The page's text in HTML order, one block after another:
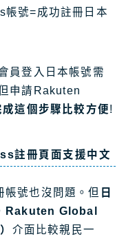
號=成功註冊日本
員登入日本帳號需
申請Rakuten
這個步驟比較方便!
s註冊頁面支援中文
帳號也沒問題。但 日
Rakuten Global
介面比較親民一